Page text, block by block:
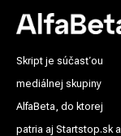
Skript je súčasťou
mediálnej skupiny
AlfaBeta, do ktorej
patria aj Startstop.sk a